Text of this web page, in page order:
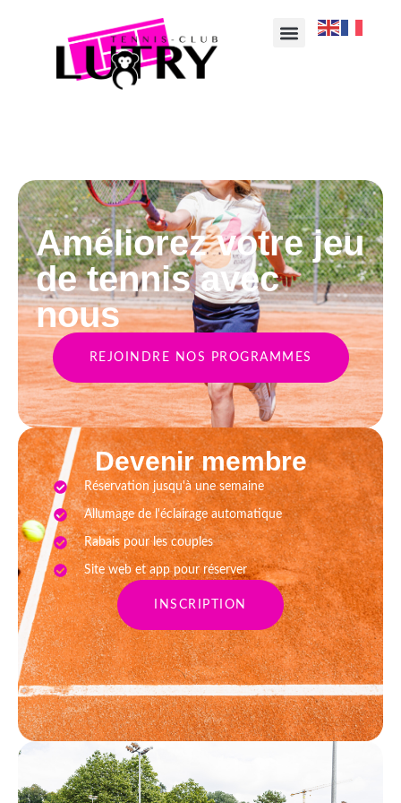
Améliorez votre jeu
de tennis avec
nous
REJOINDRE NOS PROGRAMMES
Devenir membre
Réservation jusqu'à une semaine
Allumage de l'éclairage automatique
Rabais pour les couples
Site web et app pour réserver
INSCRIPTION
Vision